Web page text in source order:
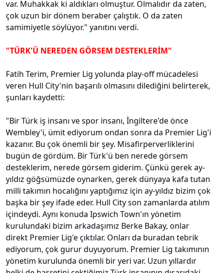
var. Muhakkak ki aldıkları olmuştur. Olmalıdır da zaten,
çok uzun bir dönem beraber çalıştık. O da zaten
samimiyetle söylüyor." yanıtını verdi.
"TÜRK'Ü NEREDEN GÖRSEM DESTEKLERİM"
Fatih Terim, Premier Lig yolunda play-off mücadelesi
veren Hull City'nin başarılı olmasını dilediğini belirterek,
şunları kaydetti:
"Bir Türk iş insanı ve spor insanı, İngiltere'de önce
Wembley'i, ümit ediyorum ondan sonra da Premier Lig'i
kazanır. Bu çok önemli bir şey. Misafirperverliklerini
bugün de gördüm. Bir Türk'ü ben nerede görsem
desteklerim, nerede görsem giderim. Çünkü gerek ay-
yıldız göğsümüzde oynarken, gerek dünyaya kafa tutan
milli takımın hocalığını yaptığımız için ay-yıldız bizim çok
başka bir şey ifade eder. Hull City son zamanlarda atılım
içindeydi. Aynı konuda Ipswich Town'ın yönetim
kurulundaki bizim arkadaşımız Berke Bakay, onlar
direkt Premier Lig'e çıktılar. Onları da buradan tebrik
ediyorum, çok gurur duyuyorum. Premier Lig takımının
yönetim kurulunda önemli bir yeri var. Uzun yıllardır